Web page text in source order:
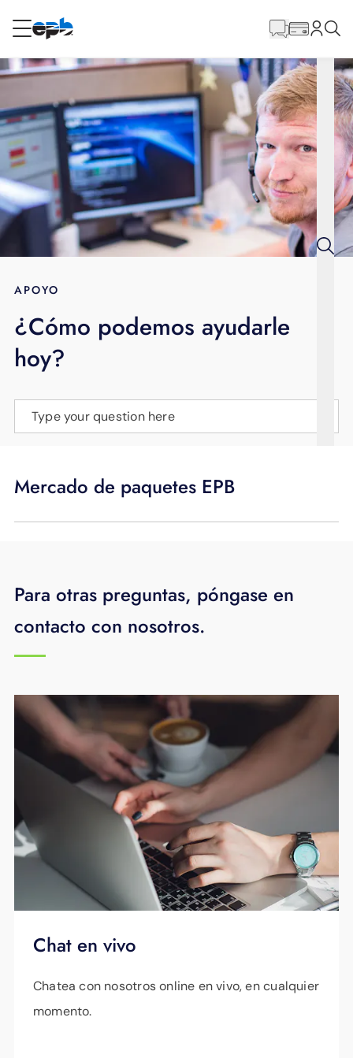
RESIDENCIAL
Internet
Energía
Televisión
BLOG
APOYO
principal
APOYO
¿Cómo podemos ayudarle
hoy?
Type your question here
Mercado de paquetes EPB
Para otras preguntas, póngase en
contacto con nosotros.
Chat en vivo
Chatea con nosotros online en vivo, en cualquier
momento.